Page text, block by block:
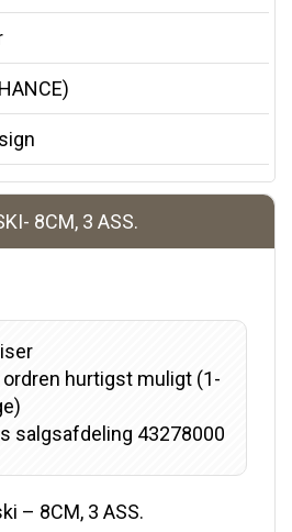
8CM, 3 ASS.
hurtigst muligt (1-
salgsafdeling 43278000
– 8CM, 3 ASS.